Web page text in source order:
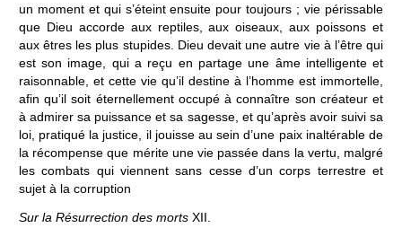
un moment et qui s’éteint ensuite pour toujours ; vie périssable
que Dieu accorde aux reptiles, aux oiseaux, aux poissons et
aux êtres les plus stupides. Dieu devait une autre vie à l’être qui
est son image, qui a reçu en partage une âme intelligente et
raisonnable, et cette vie qu’il destine à l’homme est immortelle,
afin qu’il soit éternellement occupé à connaître son créateur et
à admirer sa puissance et sa sagesse, et qu’après avoir suivi sa
loi, pratiqué la justice, il jouisse au sein d’une paix inaltérable de
la récompense que mérite une vie passée dans la vertu, malgré
les combats qui viennent sans cesse d’un corps terrestre et
sujet à la corruption
Sur la Résurrection des mortsXII.